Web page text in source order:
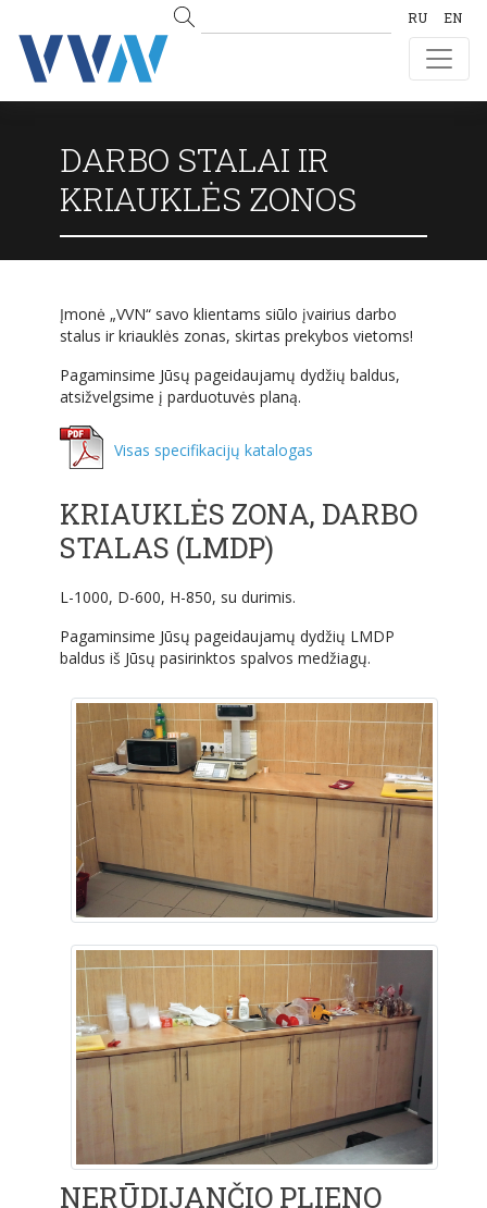
RU EN
DARBO STALAI IR
KRIAUKLĖS ZONOS
Įmonė „VVN“ savo klientams siūlo įvairius darbo
stalus ir kriauklės zonas, skirtas prekybos vietoms!
Pagaminsime Jūsų pageidaujamų dydžių baldus,
atsižvelgsime į parduotuvės planą.
Visas specifikacijų katalogas
KRIAUKLĖS ZONA, DARBO
STALAS (LMDP)
L-1000, D-600, H-850, su durimis.
Pagaminsime Jūsų pageidaujamų dydžių LMDP
baldus iš Jūsų pasirinktos spalvos medžiagų.
NERŪDIJANČIO PLIENO